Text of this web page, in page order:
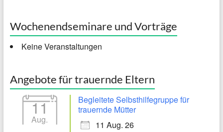
Wochenendseminare und Vorträge
Keine Veranstaltungen
Angebote für trauernde Eltern
11
Aug.
Begleitete Selbsthilfegruppe für
trauernde Mütter
11 Aug. 26